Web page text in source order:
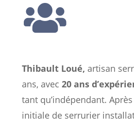

Thibault Loué, artisan
ans, avec 20 ans
tant qu’indépendant.
initiale de serrurier